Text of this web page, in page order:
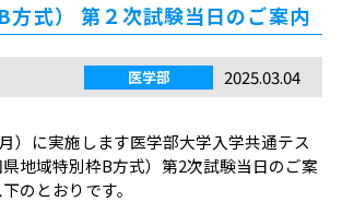
方式） 第２次試験当日のご案内
医学部 2025.03.04
）に実施します医学部大学入学共通テス
地域特別枠B方式）第2次試験当日のご案
のとおりです。